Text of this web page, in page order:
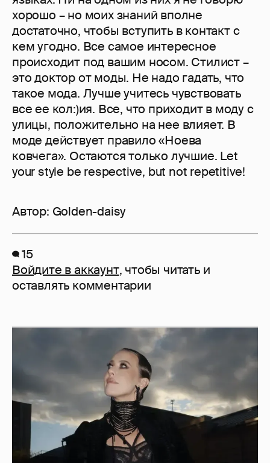
хорошо – но моих знаний вполне
достаточно, чтобы вступить в контакт с
кем угодно. Все самое интересное
происходит под вашим носом. Стилист –
это доктор от моды. Не надо гадать, что
такое мода. Лучше учитесь чувствовать
все ее кол:)ия. Все, что приходит в моду с
улицы, положительно на нее влияет. В
моде действует правило «Ноева
ковчега». Остаются только лучшие. Let
your style be respective, but not repetitive!
Автор: Golden-daisy
15
Войдите в аккаунт, чтобы читать и
оставлять комментарии